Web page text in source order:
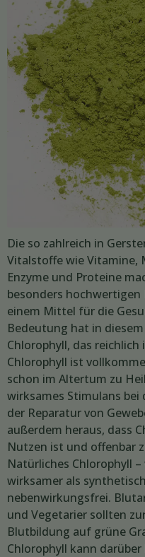
Die so zahlreich in
Vitalstoffe wie Vitamine,
Enzyme und Proteine
besonders
einem Mittel für die
Bedeutung hat in
Chlorophyll, das
Chlorophyll ist
schon im Altertum zu
wirksames Stimulans
der Reparatur von
außerdem heraus, dass
Nutzen ist und offenbar
Natürliches Chlorophyll
wirksamer als
nebenwirkungsfrei.
und Vegetarier sollten
Blutbildung auf grüne
Chlorophyll kann